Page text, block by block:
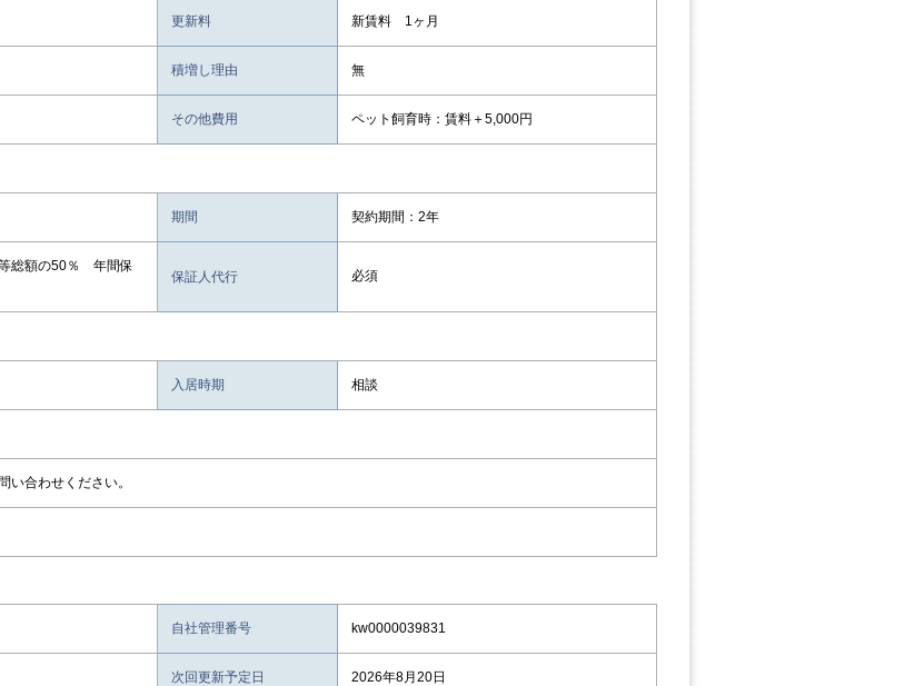
更新料 新賃料 1ヶ月
積増し理由 無
その他費用 ペット飼育時：賃料＋5,000円
期間 契約期間：2年
総額の50％ 年間保
保証人代行 必須
入居時期 相談
い合わせください。
自社管理番号 kw0000039831
次回更新予定日 2026年8月20日